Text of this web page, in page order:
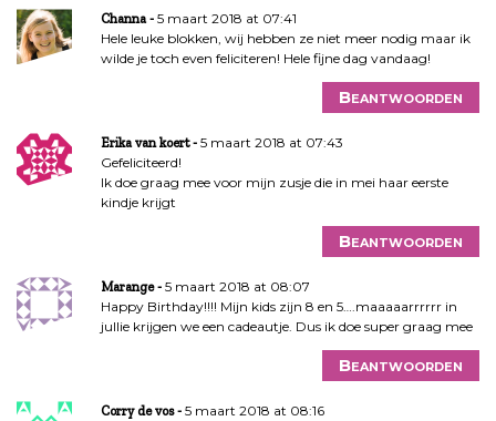
Channa
5 maart 2018 at 07:41
Hele leuke blokken, wij hebben ze niet meer nodig maar ik
wilde je toch even feliciteren! Hele fijne dag vandaag!
Beantwoorden
Erika van koert
5 maart 2018 at 07:43
Gefeliciteerd!
Ik doe graag mee voor mijn zusje die in mei haar eerste
kindje krijgt
Beantwoorden
Marange
5 maart 2018 at 08:07
Happy Birthday!!!! Mijn kids zijn 8 en 5….maaaaarrrrrr in
jullie krijgen we een cadeautje. Dus ik doe super graag mee
Beantwoorden
Corry de vos
5 maart 2018 at 08:16